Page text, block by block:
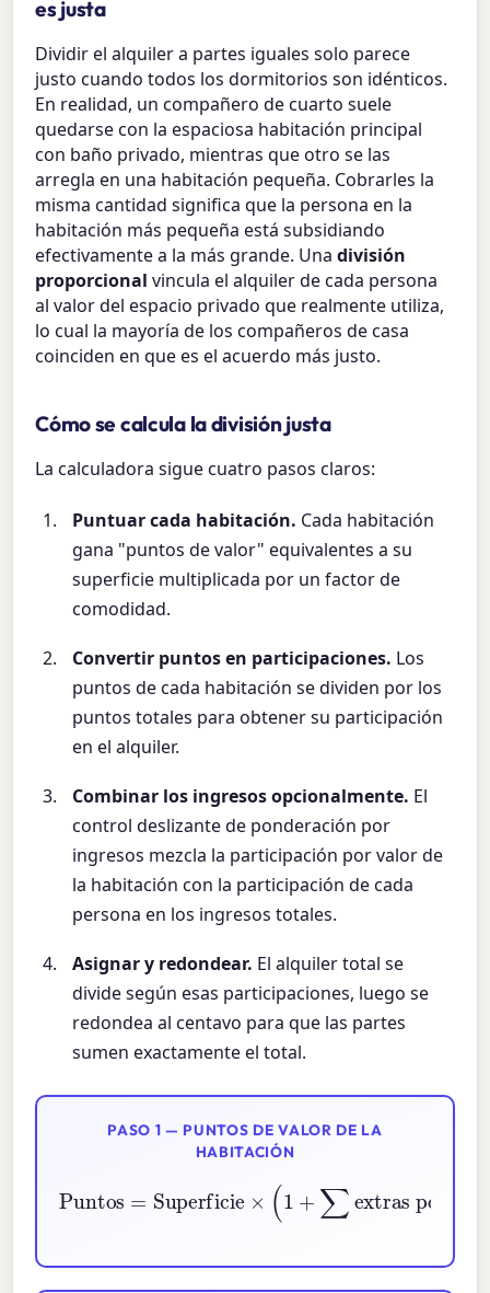
es justa
Dividir el alquiler a partes iguales solo parece
justo cuando todos los dormitorios son idénticos.
En realidad, un compañero de cuarto suele
quedarse con la espaciosa habitación principal
con baño privado, mientras que otro se las
arregla en una habitación pequeña. Cobrarles la
misma cantidad significa que la persona en la
habitación más pequeña está subsidiando
efectivamente a la más grande. Unadivisión
proporcional vincula el alquiler de cada persona
al valor del espacio privado que realmente utiliza,
lo cual la mayoría de los compañeros de casa
coinciden en que es el acuerdo más justo.
Cómo se calcula la división justa
La calculadora sigue cuatro pasos claros:
Puntuar cada habitación. Cada habitación
gana "puntos de valor" equivalentes a su
superficie multiplicada por un factor de
comodidad.
Convertir puntos en participaciones. Los
puntos de cada habitación se dividen por los
puntos totales para obtener su participación
en el alquiler.
Combinar los ingresos opcionalmente. El
control deslizante de ponderación por
ingresos mezcla la participación por valor de
la habitación con la participación de cada
persona en los ingresos totales.
Asignar y redondear. El alquiler total se
divide según esas participaciones, luego se
redondea al centavo para que las partes
sumen exactamente el total.
PASO 1 — PUNTOS DE VALOR DE LA
HABITACIÓN
1
extras por comodidad